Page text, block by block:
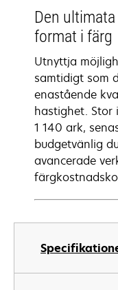
Den
format i färg
Utnyttja
samtidigt som
enastående
hastighet. Stor
1 140 ark,
budgetvänlig
avancerade